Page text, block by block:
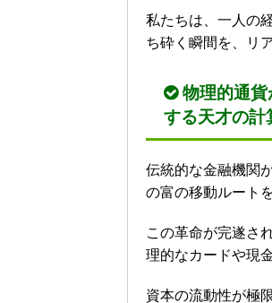
私たちは、一人の
ち砕く瞬間を、リ
物理的通
する天才の計
伝統的な金融機関
の富の移動ルート
この革命が完遂さ
理的なカードや現
資本の流動性が極